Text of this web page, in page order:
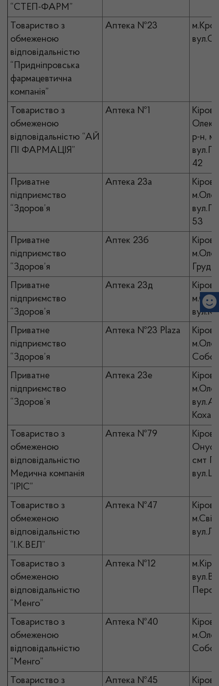
“СТЕП-ФАРМ”
Товариство з
обмеженою
відповідальністю
“Придніпровська
фармацевтична
компанія”
Аптека №23
Товариство з
обмеженою
відповідальністю “АЙ
ПІ ФАРМАЦІЯ”
Аптека №1
р-н,
42
Приватне
підприємство
“Здоров’я
Аптека 23а
53
Приватне
підприємство
“Здоров’я
Аптек 23б
Приватне
підприємство
“Здоров’я
Аптека 23д
Приватне
підприємство
“Здоров’я
Аптека №23 Plaza
Приватне
підприємство
“Здоров’я
Аптека 23е
Товариство з
обмеженою
відповідальністю
Медична компанія
“ІРІС”
Аптека №79
смт
Товариство з
обмеженою
відповідальністю
“І.К.ВЕЛ”
Аптека №47
Товариство з
обмеженою
відповідальністю
“Менго”
Аптека №12
Товариство з
обмеженою
відповідальністю
“Менго”
Аптека №40
Товариство з
Аптека №45